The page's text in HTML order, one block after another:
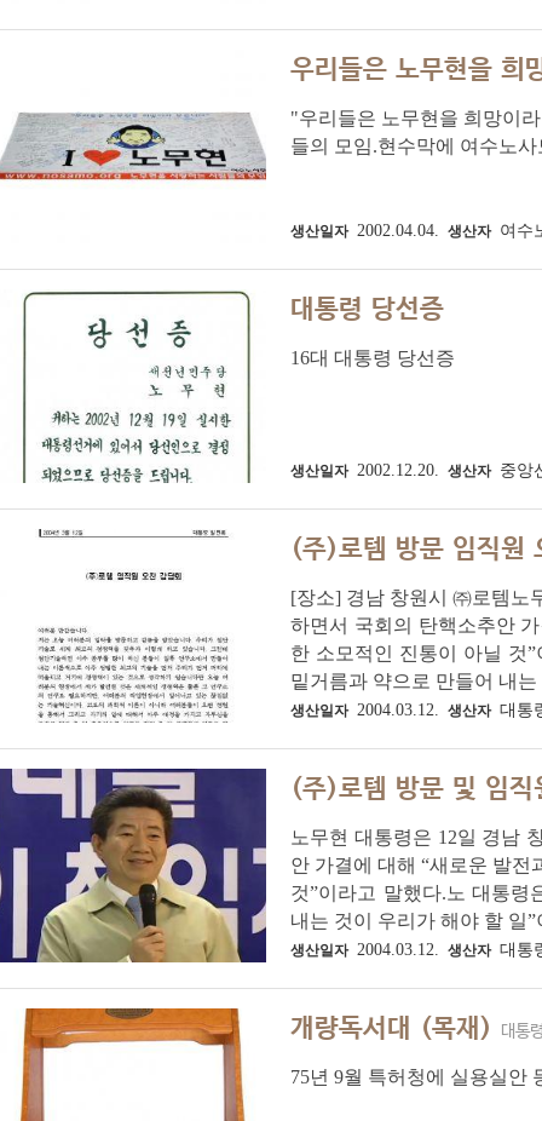
우리들은 노무현을 희
"우리들은 노무현을 희망이
들의 모임.현수막에 여수노
생산일자 2002.04.04. 생산자 여수
대통령 당선증
16대 대통령 당선증
생산일자 2002.12.20. 생산자 중앙
(주)로템 방문 임직원
[장소] 경남 창원시 ㈜로템노
하면서 국회의 탄핵소추안
한 소모적인 진통이 아닐 것
밑거름과 약으로 만들어 내
생산일자 2004.03.12. 생산자 대통
(주)로템 방문 및 임직
노무현 대통령은 12일 경남
안 가결에 대해 “새로운 발
것”이라고 말했다.노 대통
내는 것이 우리가 해야 할 일”
생산일자 2004.03.12. 생산자 대통
개량독서대 (목재) 대통
75년 9월 특허청에 실용실안